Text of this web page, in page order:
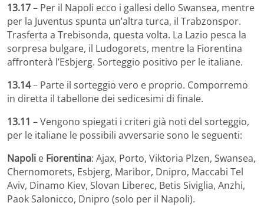
13.17– Per il Napoli ecco i gallesi dello Swansea, mentre
per la Juventus spunta un’altra turca, il Trabzonspor.
Trasferta a Trebisonda, questa volta. La Lazio pesca la
sorpresa bulgare, il Ludogorets, mentre la Fiorentina
affronterà l’Esbjerg. Sorteggio positivo per le italiane.
13.14– Parte il sorteggio vero e proprio. Comporremo
in diretta il tabellone dei sedicesimi di finale.
13.11 – Vengono spiegati i criteri già noti del sorteggio,
per le italiane le possibili avversarie sono le seguenti:
Napoli e Fiorentina: Ajax, Porto, Viktoria Plzen, Swansea,
Chernomorets, Esbjerg, Maribor, Dnipro, Maccabi Tel
Aviv, Dinamo Kiev, Slovan Liberec, Betis Siviglia, Anzhi,
Paok Salonicco, Dnipro (solo per il Napoli).